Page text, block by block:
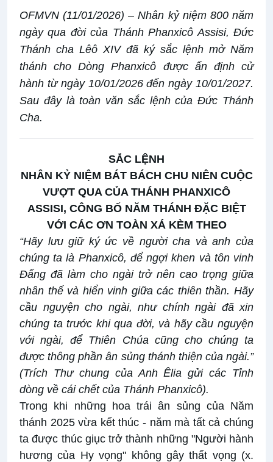
OFMVN (11/01/2026) – Nhân kỷ niệm 800 năm
ngày qua đời của Thánh Phanxicô Assisi, Đức
Thánh cha Lêô XIV đã ký sắc lệnh mở Năm
thánh cho Dòng Phanxicô được ấn định cử
hành từ ngày 10/01/2026 đến ngày 10/01/2027.
Sau đây là toàn văn sắc lệnh của Đức Thánh
Cha.
SẮC LỆNH
NHÂN KỶ NIỆM BÁT BÁCH CHU NIÊN CUỘC
VƯỢT QUA CỦA THÁNH PHANXICÔ
ASSISI, CÔNG BỐ NĂM THÁNH ĐẶC BIỆT
VỚI CÁC ƠN TOÀN XÁ KÈM THEO
“Hãy lưu giữ ký ức về người cha và anh của
chúng ta là Phanxicô, để ngợi khen và tôn vinh
Đấng đã làm cho ngài trở nên cao trọng giữa
nhân thế và hiển vinh giữa các thiên thần. Hãy
cầu nguyện cho ngài, như chính ngài đã xin
chúng ta trước khi qua đời, và hãy cầu nguyện
với ngài, để Thiên Chúa cũng cho chúng ta
được thông phần ân sủng thánh thiện của ngài.”
(Trích Thư chung của Anh Êlia gửi các Tỉnh
dòng về cái chết của Thánh Phanxicô).
Trong khi những hoa trái ân sủng của Năm
thánh 2025 vừa kết thúc - năm mà tất cả chúng
ta được thúc giục trở thành những "Người hành
hương của Hy vọng" không gây thất vọng (x.